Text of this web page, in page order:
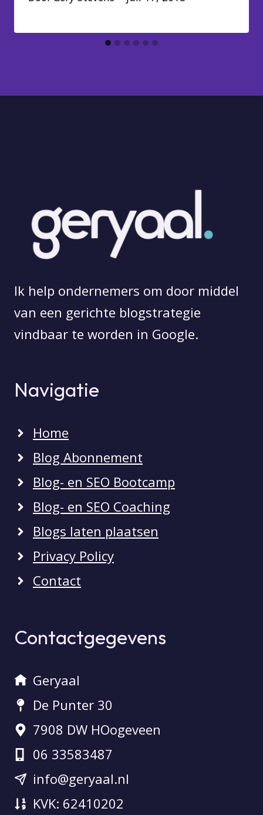
Ik help ondernemers om door middel
van een gerichte blogstrategie
vindbaar te worden in Google.
Navigatie
Home
Blog Abonnement
Blog- en SEO Bootcamp
Blog- en SEO Coaching
Blogs laten plaatsen
Privacy Policy
Contact
Contactgegevens
Geryaal
De Punter 30
7908 DW HOogeveen
06 33583487
info@geryaal.nl
KVK: 62410202